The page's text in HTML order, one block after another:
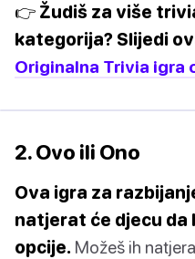
👉 Žudiš za više
kategorija? Slijedi
Originalna Trivia igra
2. Ovo ili Ono
Ova igra za
natjerat će djecu da
opcije. Možeš ih